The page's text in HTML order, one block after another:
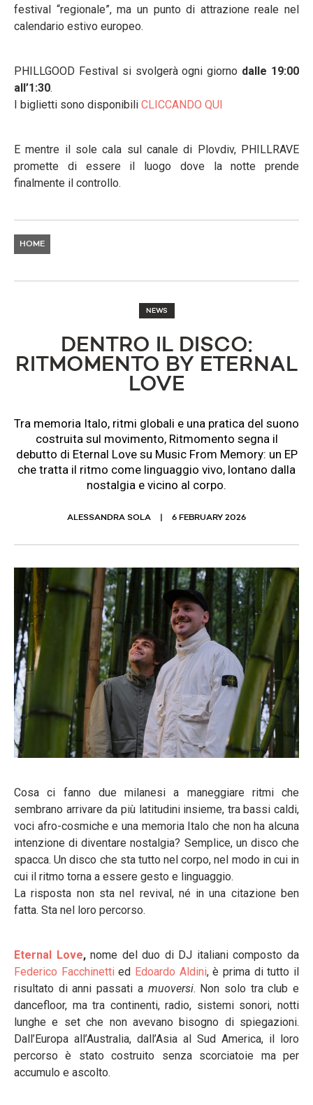
festival “regionale”, ma un punto di attrazione reale nel
calendario estivo europeo.
PHILLGOOD Festival si svolgerà ogni giorno dalle 19:00
all’1:30.
I biglietti sono disponibili CLICCANDO QUI
E mentre il sole cala sul canale di Plovdiv, PHILLRAVE
promette di essere il luogo dove la notte prende
finalmente il controllo.
HOME
NEWS
DENTRO IL DISCO:
RITMOMENTO BY ETERNAL
LOVE
Tra memoria Italo, ritmi globali e una pratica del suono
costruita sul movimento, Ritmomento segna il
debutto di Eternal Love su Music From Memory: un EP
che tratta il ritmo come linguaggio vivo, lontano dalla
nostalgia e vicino al corpo.
ALESSANDRA SOLA 6 FEBRUARY 2026
Cosa ci fanno due milanesi a maneggiare ritmi che
sembrano arrivare da più latitudini insieme, tra bassi caldi,
voci afro-cosmiche e una memoria Italo che non ha alcuna
intenzione di diventare nostalgia? Semplice, un disco che
spacca. Un disco che sta tutto nel corpo, nel modo in cui in
cui il ritmo torna a essere gesto e linguaggio.
La risposta non sta nel revival, né in una citazione ben
fatta. Sta nel loro percorso.
Eternal Love,nome del duo di DJ italiani composto da
Federico Facchinetti ed Edoardo Aldini, è prima di tutto il
risultato di anni passati a muoversi. Non solo tra club e
dancefloor, ma tra continenti, radio, sistemi sonori, notti
lunghe e set che non avevano bisogno di spiegazioni.
Dall’Europa all’Australia, dall’Asia al Sud America, il loro
percorso è stato costruito senza scorciatoie ma per
accumulo e ascolto.